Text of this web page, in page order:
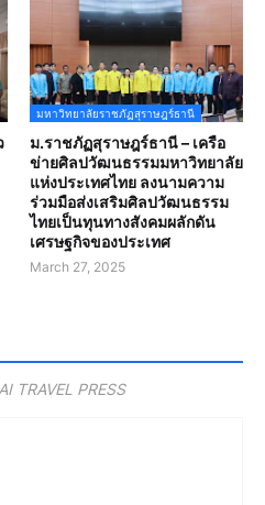
มหาวิทยาลัยราชภัฏสุราษฎร์ธานี
ม.ราชภัฏสุราษฎร์ธานี – เครือ
ข่ายศิลปวัฒนธรรมมหาวิทยาลัย
แห่งประเทศไทย ลงนามความ
ร่วมมือส่งเสริมศิลปวัฒนธรรม
ไทยเป็นทุนทางสังคมผลักดัน
เศรษฐกิจของประเทศ
March 27, 2025
TRAVEL PRESS